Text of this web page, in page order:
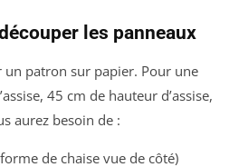
les panneaux
un patron sur papier. Pour une
45 cm de hauteur d’assise,
aurez besoin de :
de chaise vue de côté)